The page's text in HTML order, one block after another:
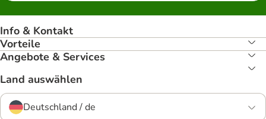
Info & Kontakt
Vorteile
Angebote & Services
Land auswählen
Deutschland / de